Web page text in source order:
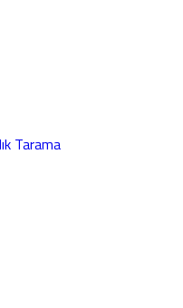
Tarama